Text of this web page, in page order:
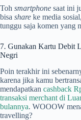
Toh smartphone saat ini
bisa share ke media
tunggu saja komen yang
7. Gunakan Kartu Debit
Negri
Poin terakhir ini
karena jika kamu
mendapatkan cashback
transaksi merchant di
bulannya. WOOOW
travelling?